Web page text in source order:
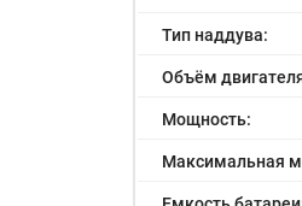
Тип наддува:
Объём
Мощность:
Максимальная